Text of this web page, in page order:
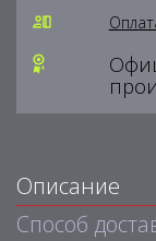
Описание
Способ